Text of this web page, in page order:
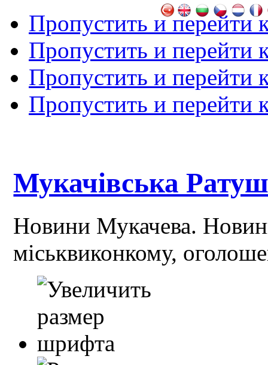
Пропустить и перейти
Пропустить и перейти
Пропустить и перейти
Пропустить и перейти
Мукачівська
Новини Мукачева.
міськвиконкому,